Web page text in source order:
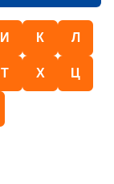
И К Л
Т Х Ц